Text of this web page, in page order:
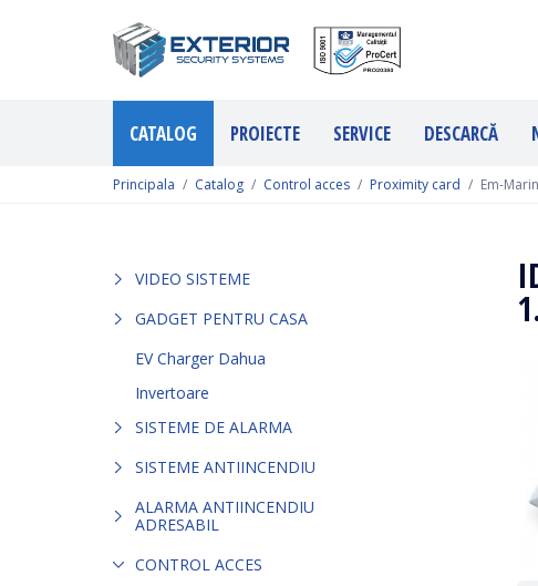
CATALOG PROIECTE SERVICE DESCARCĂ
Principala Catalog Control acces Proximity card Em-
VIDEO SISTEME
GADGET PENTRU CASA
EV Charger Dahua
Invertoare
SISTEME DE ALARMA
SISTEME ANTIINCENDIU
ALARMA ANTIINCENDIU
ADRESABIL
CONTROL ACCES